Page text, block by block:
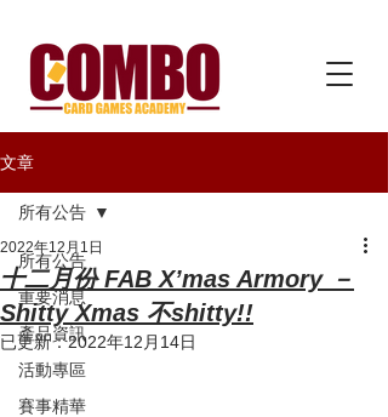
文章
所有公告
重要消息
產品資訊
活動專區
賽事精華
所有公告
十二月份 FAB X’mas Armory －
Shitty Xmas 不shitty!!
2022年12月1日
已更新：2022年12月14日